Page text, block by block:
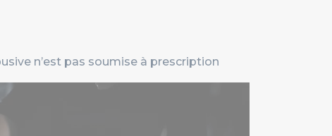
n’est pas soumise à prescription